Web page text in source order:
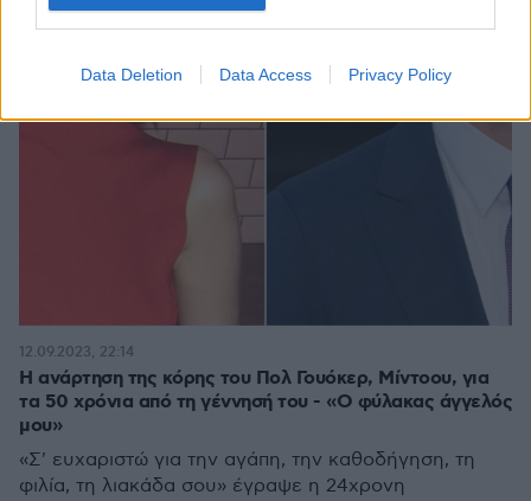
Data Deletion Data Access Privacy Policy
Η ανάρτηση της κόρης του Πολ Γουόκερ, Μίντοου, για
τα 50 χρόνια από τη γέννησή του - «Ο φύλακας άγγελός
μου»
«Σ' ευχαριστώ για την αγάπη, την καθοδήγηση, τη
φιλία, τη λιακάδα σου» έγραψε η 24χρονη
12.09.2023, 22:14